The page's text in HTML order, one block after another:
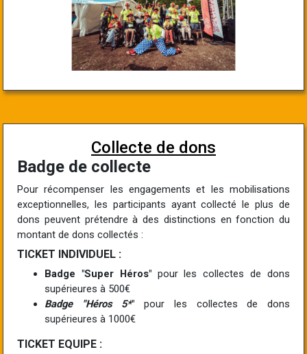
Collecte de dons
Badge de collecte
Pour récompenser les engagements et les mobilisations
exceptionnelles, les participants ayant collecté le plus de
dons peuvent prétendre à des distinctions en fonction du
montant de dons collectés :
TICKET INDIVIDUEL :
Badge "Super Héros"pour les collectes de dons
supérieures à 500€
Badge "Héros 5*" pour les collectes de dons
supérieures à 1000€
TICKET EQUIPE :